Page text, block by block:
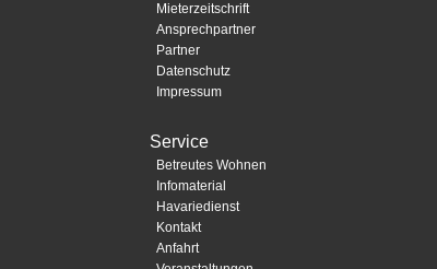
Mieterzeitschrift
Ansprechpartner
Partner
Datenschutz
Impressum
Service
Betreutes Wohnen
Infomaterial
Havariedienst
Kontakt
Anfahrt